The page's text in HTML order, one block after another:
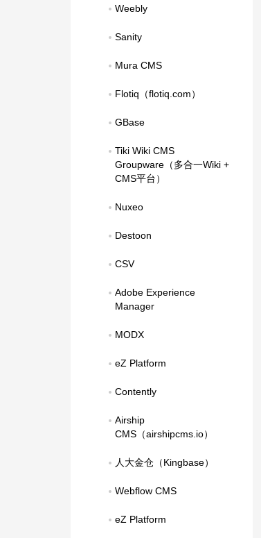
Weebly
Sanity
Mura CMS
Flotiq（flotiq.com）
GBase
Tiki Wiki CMS
Groupware（多合一Wiki +
CMS平台）
Nuxeo
Destoon
CSV
Adobe Experience
Manager
MODX
eZ Platform
Contently
Airship
CMS（airshipcms.io）
人大金仓（Kingbase）
Webflow CMS
eZ Platform